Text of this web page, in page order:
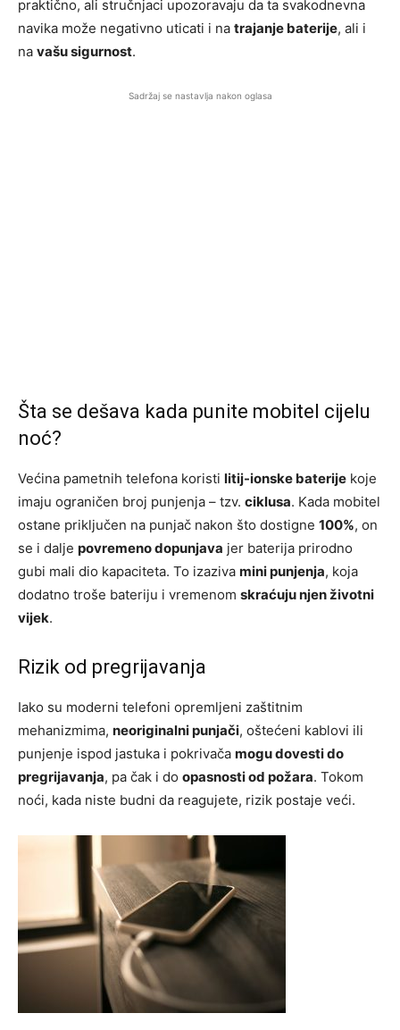
praktično, ali stručnjaci upozoravaju da ta svakodnevna
navika može negativno uticati i na trajanje baterije, ali i
na vašu sigurnost.
Sadržaj se nastavlja nakon oglasa
Šta se dešava kada punite mobitel cijelu
noć?
Većina pametnih telefona koristi litij-ionske baterije koje
imaju ograničen broj punjenja – tzv. ciklusa. Kada mobitel
ostane priključen na punjač nakon što dostigne 100%, on
se i dalje povremeno dopunjava jer baterija prirodno
gubi mali dio kapaciteta. To izaziva mini punjenja, koja
dodatno troše bateriju i vremenom skraćuju njen životni
vijek.
Rizik od pregrijavanja
Iako su moderni telefoni opremljeni zaštitnim
mehanizmima, neoriginalni punjači, oštećeni kablovi ili
punjenje ispod jastuka i pokrivača mogu dovesti do
pregrijavanja, pa čak i do opasnosti od požara. Tokom
noći, kada niste budni da reagujete, rizik postaje veći.